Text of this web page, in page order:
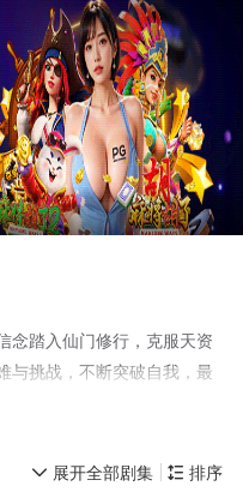
念踏入仙门修行，克服天资
与挑战，不断突破自我，最
 排序
 展开全部剧集